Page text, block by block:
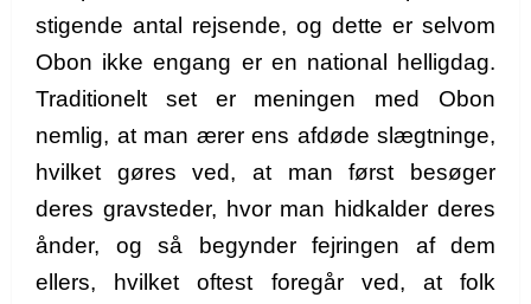
stigende antal rejsende, og dette er selvom
Obon ikke engang er en national helligdag.
Traditionelt set er meningen med Obon
nemlig, at man ærer ens afdøde slægtninge,
hvilket gøres ved, at man først besøger
deres gravsteder, hvor man hidkalder deres
ånder, og så begynder fejringen af dem
ellers, hvilket oftest foregår ved, at folk